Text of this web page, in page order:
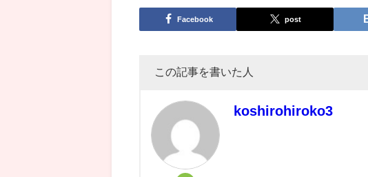
Facebook post
この記事を書いた人
koshirohiroko3